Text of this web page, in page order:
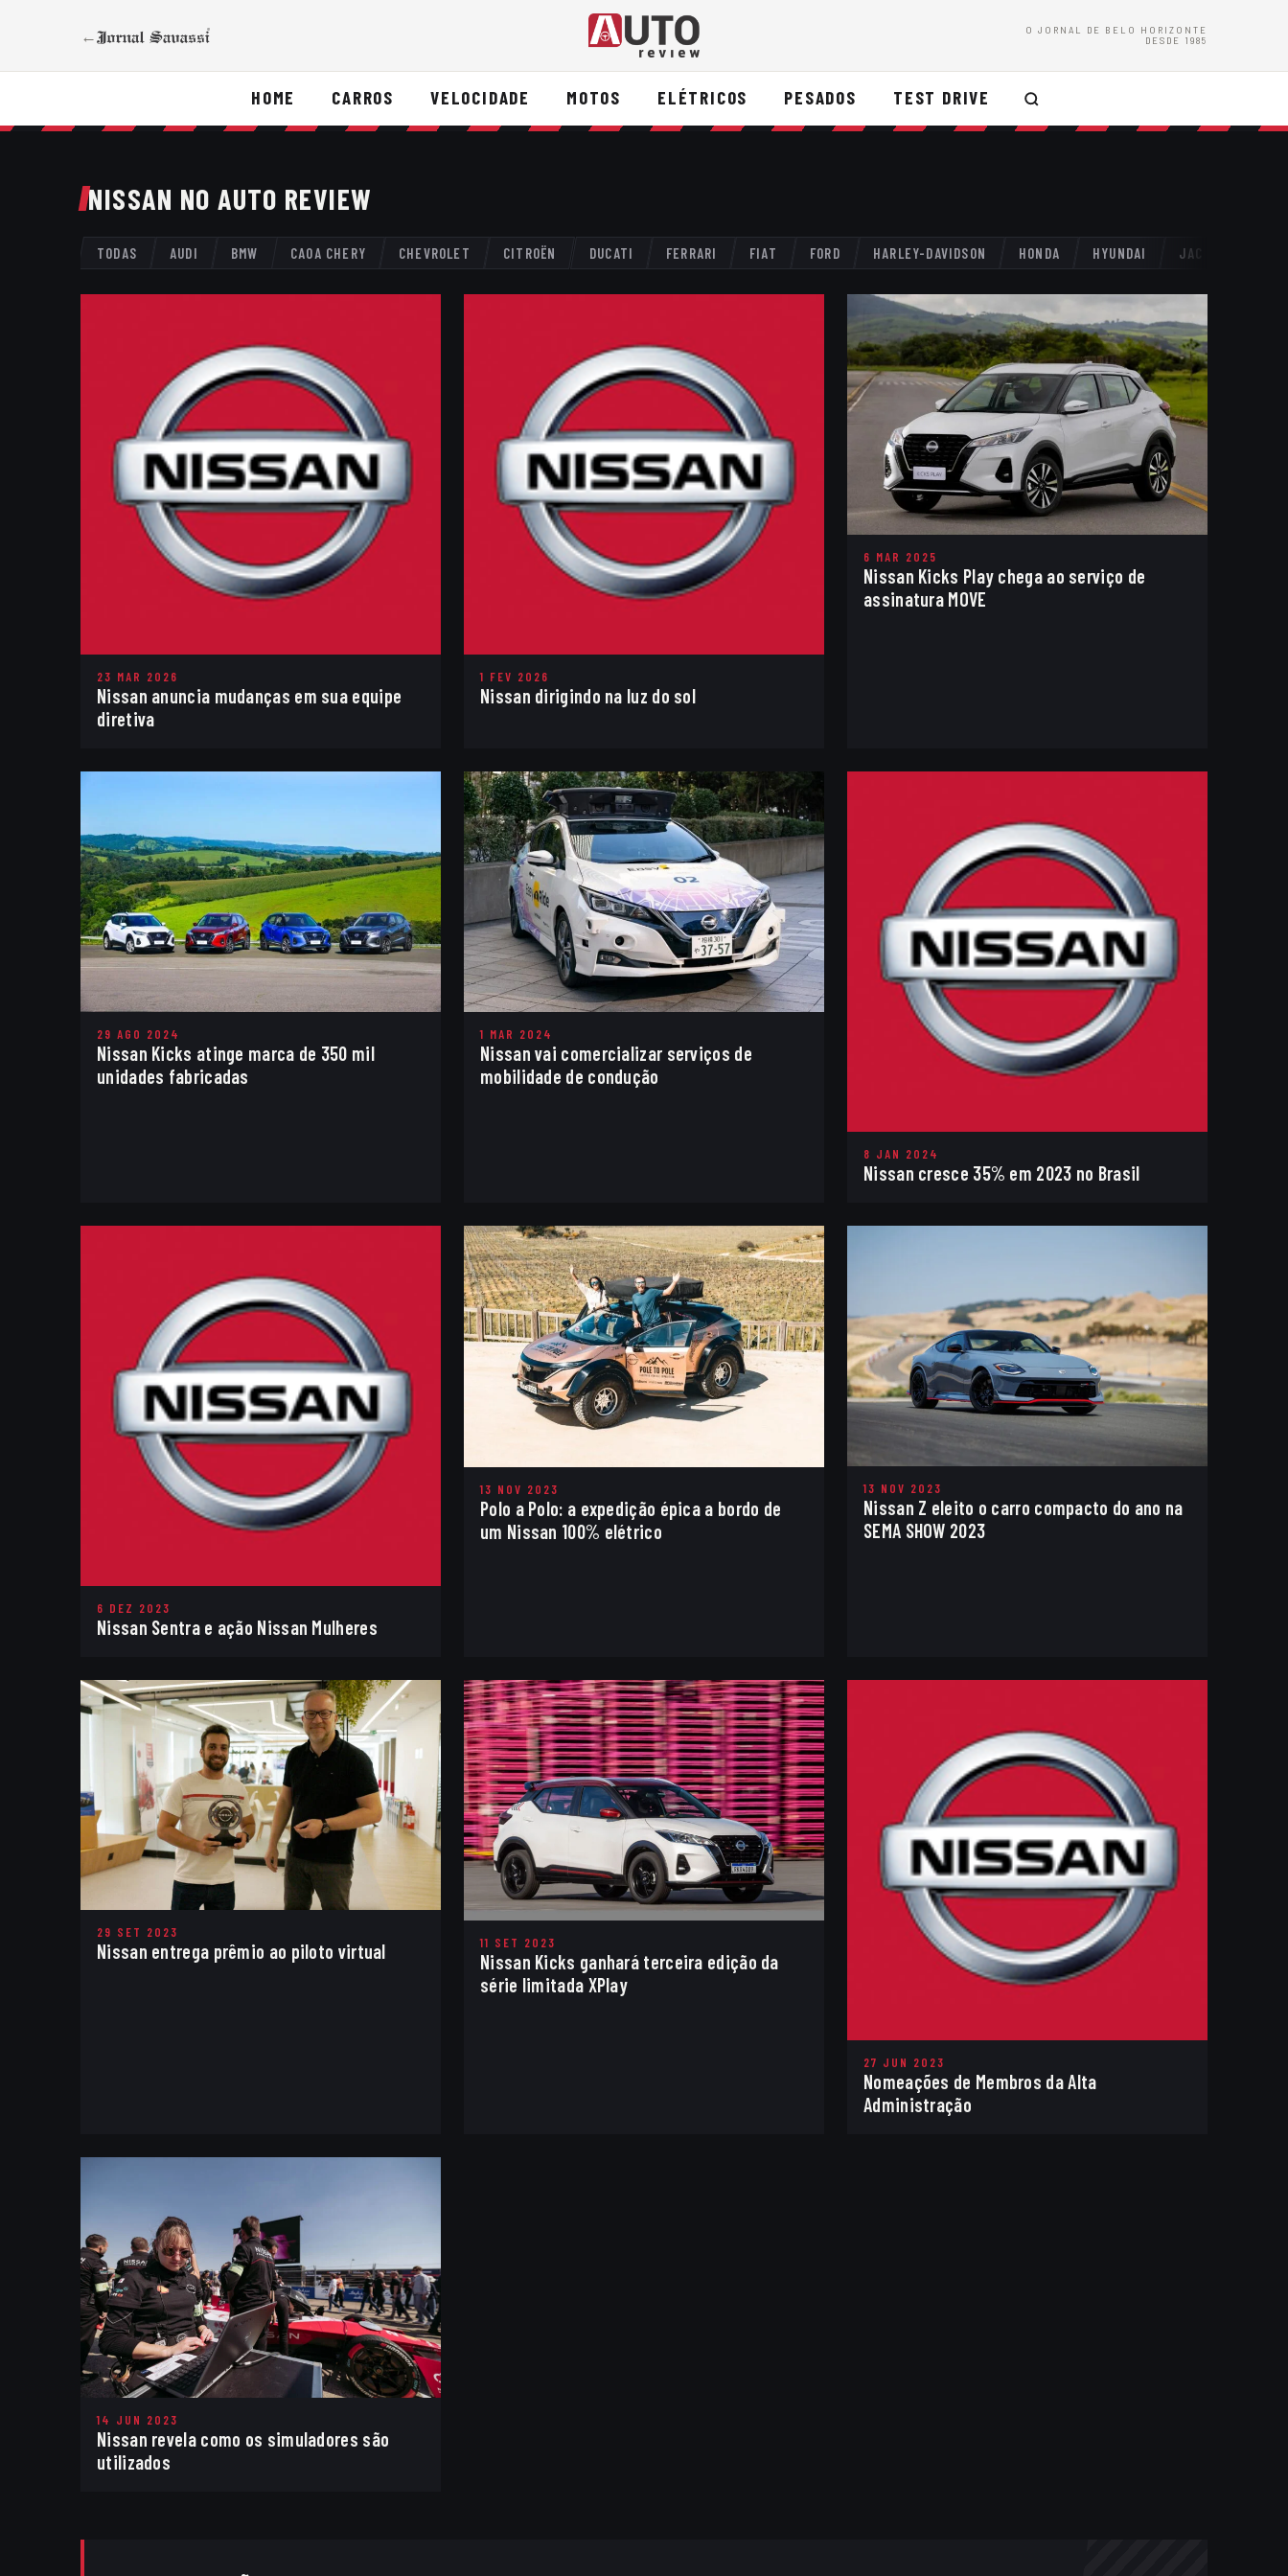
←
O JORNAL DE BELO HORIZONTE
DESDE 1985
HOME CARROS VELOCIDADE MOTOS ELÉTRICOS PESADOS TEST DRIVE
NISSAN NO AUTO REVIEW
TODAS AUDI BMW CAOA CHERY CHEVROLET CITROËN DUCATI FERRARI FIAT FORD HARLEY-DAVIDSON HONDA HYUNDAI JAC
23 MAR 2026
Nissan anuncia mudanças em sua equipe
diretiva
1 FEV 2026
Nissan dirigindo na luz do sol
6 MAR 2025
Nissan Kicks Play chega ao serviço de
assinatura MOVE
29 AGO 2024
Nissan Kicks atinge marca de 350 mil
unidades fabricadas
1 MAR 2024
Nissan vai comercializar serviços de
mobilidade de condução
8 JAN 2024
Nissan cresce 35% em 2023 no Brasil
6 DEZ 2023
Nissan Sentra e ação Nissan Mulheres
13 NOV 2023
Polo a Polo: a expedição épica a bordo de
um Nissan 100% elétrico
13 NOV 2023
Nissan Z eleito o carro compacto do ano na
SEMA SHOW 2023
29 SET 2023
Nissan entrega prêmio ao piloto virtual 11 SET 2023
Nissan Kicks ganhará terceira edição da
série limitada XPlay
27 JUN 2023
Nomeações de Membros da Alta
Administração
14 JUN 2023
Nissan revela como os simuladores são
utilizados